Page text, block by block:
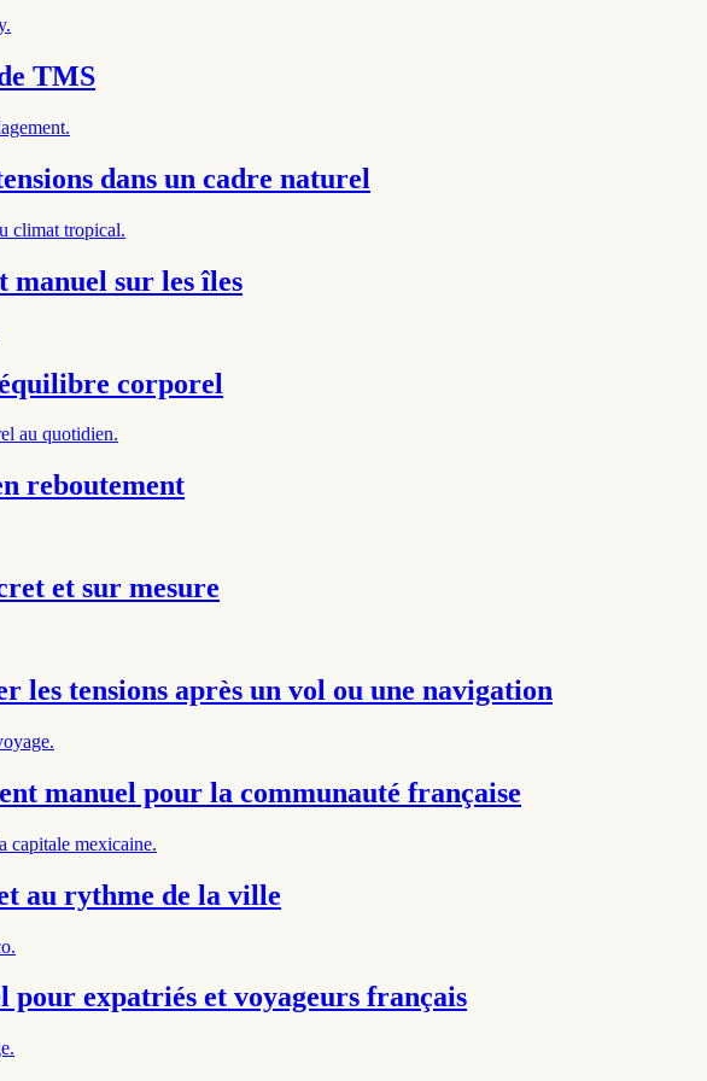
TMS
dans un cadre naturel
climat tropical.
manuel sur les îles
corporel
au quotidien.
reboutement
et sur mesure
les tensions après un vol ou une navigation
manuel pour la communauté française
capitale mexicaine.
au rythme de la ville
pour expatriés et voyageurs français